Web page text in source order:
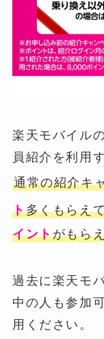
楽天モバイル
員紹介を利用
通常の紹介キ
ト多くもらえ
イントがもら
過去に楽天モ
中の人も参加
用ください。